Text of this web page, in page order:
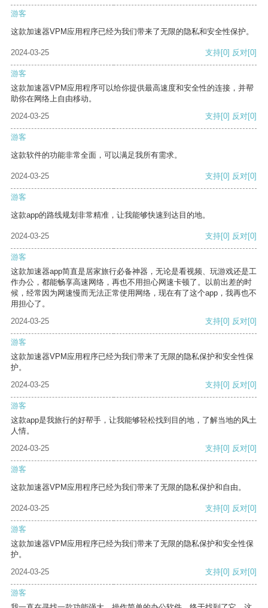
游客
这款加速器VPM应用程序已经为我们带来了无限的隐私和安全性保护。
2024-03-25 支持[0] 反对[0]
游客
这款加速器VPM应用程序可以给你提供最高速度和安全性的连接，并帮
助你在网络上自由移动。
2024-03-25
支持[0] 反对[0]
游客
这款软件的功能非常全面，可以满足我所有需求。
2024-03-25 支持[0] 反对[0]
游客
这款app的路线规划非常精准，让我能够快速到达目的地。
2024-03-25 支持[0] 反对[0]
游客
这款加速器app简直是居家旅行必备神器，无论是看视频、玩游戏还是工
作办公，都能畅享高速网络，再也不用担心网速卡顿了。以前出差的时
候，经常因为网速慢而无法正常使用网络，现在有了这个app，我再也不
用担心了。
2024-03-25
支持[0] 反对[0]
游客
这款加速器VPM应用程序已经为我们带来了无限的隐私保护和安全性保
护。
2024-03-25
支持[0] 反对[0]
游客
这款app是我旅行的好帮手，让我能够轻松找到目的地，了解当地的风土
人情。
2024-03-25
支持[0] 反对[0]
游客
这款加速器VPM应用程序已经为我们带来了无限的隐私保护和自由。
2024-03-25 支持[0] 反对[0]
游客
这款加速器VPM应用程序已经为我们带来了无限的隐私保护和安全性保
护。
2024-03-25
支持[0] 反对[0]
游客